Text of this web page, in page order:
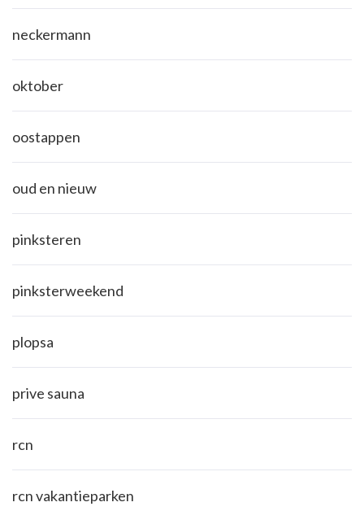
neckermann
oktober
oostappen
oud en nieuw
pinksteren
pinksterweekend
plopsa
prive sauna
rcn
rcn vakantieparken